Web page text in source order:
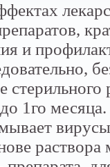
и
1го
вирусы